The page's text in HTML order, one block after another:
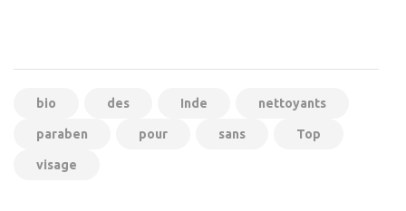
bio des Inde nettoyants
paraben pour sans Top
visage